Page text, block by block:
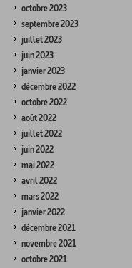
octobre 2023
septembre 2023
juillet 2023
juin 2023
janvier 2023
décembre 2022
octobre 2022
août 2022
juillet 2022
juin 2022
mai 2022
avril 2022
mars 2022
janvier 2022
décembre 2021
novembre 2021
octobre 2021